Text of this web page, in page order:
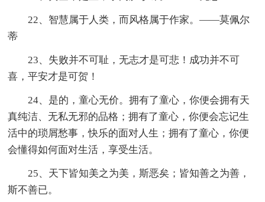
22、智慧属于人类，而风格属于作家。——莫佩尔
蒂
23、失败并不可耻，无志才是可悲！成功并不可
喜，平安才是可贺！
24、是的，童心无价。拥有了童心，你便会拥有天
真纯洁、无私无邪的品格；拥有了童心，你便会忘记生
活中的琐屑愁事，快乐的面对人生；拥有了童心，你便
会懂得如何面对生活，享受生活。
25、天下皆知美之为美，斯恶矣；皆知善之为善，
斯不善已。